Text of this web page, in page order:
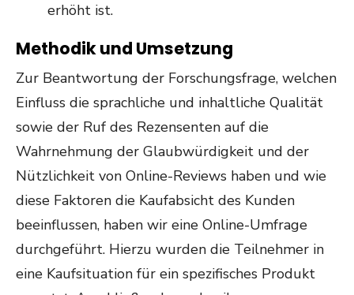
erhöht ist.
Methodik und Umsetzung
Zur Beantwortung der Forschungsfrage, welchen
Einfluss die sprachliche und inhaltliche Qualität
sowie der Ruf des Rezensenten auf die
Wahrnehmung der Glaubwürdigkeit und der
Nützlichkeit von Online-Reviews haben und wie
diese Faktoren die Kaufabsicht des Kunden
beeinflussen, haben wir eine Online-Umfrage
durchgeführt. Hierzu wurden die Teilnehmer in
eine Kaufsituation für ein spezifisches Produkt